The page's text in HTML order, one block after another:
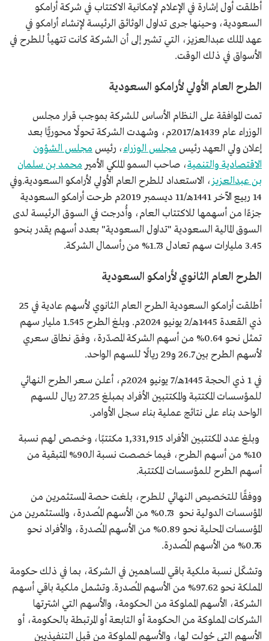
أطلقت أول إشارة في الإعلام لإمكانية الاكتتاب في شركة أرامكو
السعودية، وحينها جرى تداول الوثائق الرئيسة لإنشاء أرامكو في
عهد الملك عبدالعزيز، التي تشير إلى أن الشركة كانت تتهيأ للطرح في
الأسواق في ذلك الوقت.
الطرح العام الأولي لأرامكو السعودية
تمت الموافقة على النظام الأساس للشركة بموجب قرار مجلس
الوزراء عام 1439هـ/2017م، وشهدت الشركة تحولًا محوريًّا بعد
إعلان ولي العهد رئيس مجلس الوزراء، رئيس مجلس الشؤون
الاقتصادية والتنمية، صاحب السمو الملكي الأمير محمد بن سلمان
بن عبدالعزيز، الاستعداد للطرح العام الأولي لأرامكو السعودية.وفي
14 ربيع الآخر 1441هـ/11 ديسمبر 2019م طرحت أرامكو السعودية
جزءًا من أسهمها للاكتتاب العام، وأُدرجت في السوق الرئيسة لدى
السوق المالية السعودية "تداول السعودية" بعدد أسهم يقدر بنحو
3.45 مليارات سهم تعادل 1.73% من رأسمال الشركة.
الطرح العام الثانوي لأرامكو السعودية
أطلقت أرامكو السعودية الطرح العام الثانوي لأسهم عادية في 25
ذي القعدة 1445هـ/2 يونيو 2024م. وبلغ الطرح 1.545 مليار سهم
تمثل نحو 0.64% من أسهم الشركة المصدّرة، وفق نطاق سعري
لأسهم الطرح بين 26.7 و29 ريالًا للسهم الواحد.
في 1 ذي الحجة 1445هـ/7 يونيو 2024م، أعلن سعر الطرح النهائي
للمؤسسات المكتتبة والمكتتبين الأفراد بمبلغ 27.25 ريال للسهم
الواحد بناء على نتائج عملية بناء سجل الأوامر.
وبلغ عدد المكتتبين الأفراد 1,331,915 مكتتبًا، وخصص لهم نسبة
10% من أسهم الطرح، فيما خصصت نسبة الـ90% المتبقية من
أسهم الطرح للمؤسسات المكتتبة.
ووفقًا للتخصيص النهائي للطرح، بلغت حصة المستثمرين من
المؤسسات الدولية نحو 0.73% من الأسهم المُصدرة، والمستثمرين من
المؤسسات المحلية نحو 0.89% من الأسهم المُصدرة، والأفراد نحو
0.76% من الأسهم المُصدرة.
وتشكّل نسبة ملكية باقي المساهمين في الشركة، بما في ذلك حكومة
المملكة نحو 97.62% من الأسهم المُصدرة. وتشمل ملكية باقي أسهم
الشركة، الأسهم المملوكة من الحكومة، والأسهم التي اشترتها
الشركات المملوكة من الحكومة أو التابعة أو المرتبطة بالحكومة، أو
الأسهم التي حُولت لها، والأسهم المملوكة من قبل التنفيذيين